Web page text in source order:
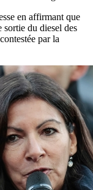
en affirmant que
sortie du diesel des
par la